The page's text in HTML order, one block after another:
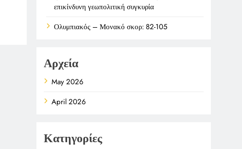
επικίνδυνη γεωπολιτική συγκυρία
Ολυμπιακός – Μονακό σκορ: 82-105
Αρχεία
May 2026
April 2026
Κατηγορίες